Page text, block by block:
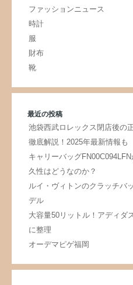
ファッションニュース
時計
服
財布
靴
最近の投稿
池袋西武ロレックス閉店後の
徹底解説！2025年最新情報も
キャリーバッグ
久性はどうなのか？
ルイ・ヴィトンのクラッチバ
デル
大容量50リットル！アディダ
に整理
オーデマピゲ福岡